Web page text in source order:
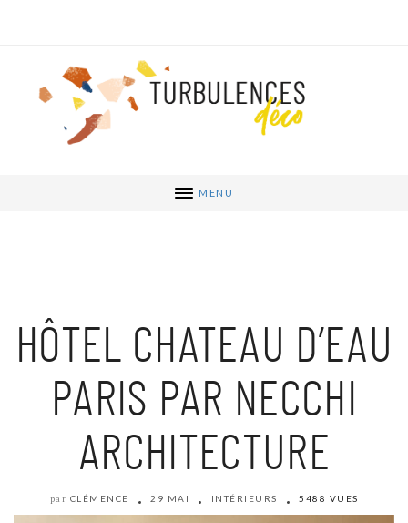
MENU
HÔTEL CHATEAU D’EAU
PARIS PAR NECCHI
ARCHITECTURE
par CLÉMENCE 29 MAI INTÉRIEURS 5488 VUES